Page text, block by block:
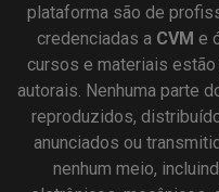
plataforma são de
credenciadas a CVM e
cursos e materiais
autorais. Nenhuma parte
reproduzidos,
anunciados ou
nenhum meio,